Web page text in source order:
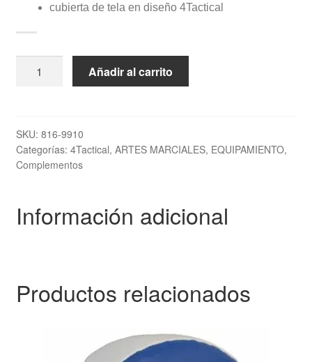
cubierta de tela en diseño 4Tactical
universal
"4Tactical
TOP
TEN"
Añadir al carrito
SKU: 816-9910
Categorías: 4Tactical, ARTES MARCIALES, EQUIPAMIENTO,
Complementos
Información adicional
Productos relacionados